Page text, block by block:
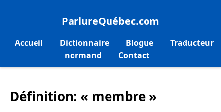
ParlureQuébec.com
Accueil Dictionnaire Blogue
Traducteur
normand
Contact
Définition: « membre »